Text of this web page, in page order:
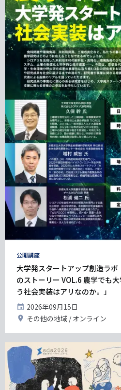
タ
グ
公開講座
大学発スタートアップ創造ラ
のストーリー VOL.6 農学でも
う社会実装はアリなのか。」
開
催
日
2026年09月15日
開
地
その他の地域 オンライン